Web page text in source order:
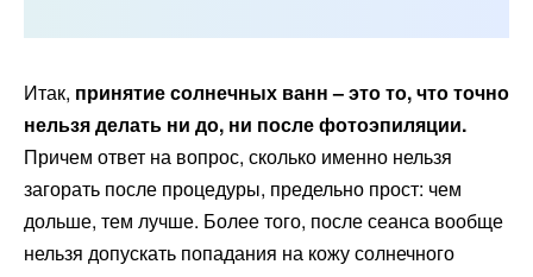
Итак, принятие солнечных ванн – это то, что точно
нельзя делать ни до, ни после фотоэпиляции.
Причем ответ на вопрос, сколько именно нельзя
загорать после процедуры, предельно прост: чем
дольше, тем лучше. Более того, после сеанса вообще
нельзя допускать попадания на кожу солнечного